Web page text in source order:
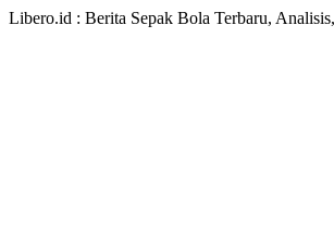
Libero.id : Berita Sepak Bola Terbaru,